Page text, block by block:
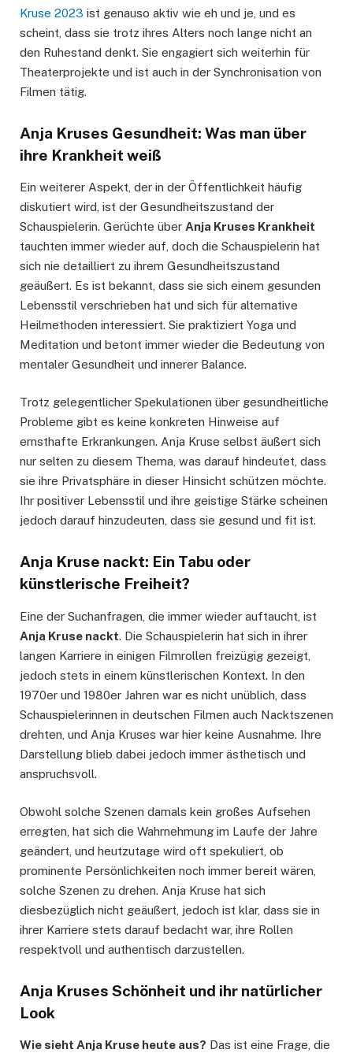
Kruse 2023 ist genauso aktiv wie eh und je, und es
scheint, dass sie trotz ihres Alters noch lange nicht an
den Ruhestand denkt. Sie engagiert sich weiterhin für
Theaterprojekte und ist auch in der Synchronisation von
Filmen tätig.
Anja Kruses Gesundheit: Was man über
ihre Krankheit weiß
Ein weiterer Aspekt, der in der Öffentlichkeit häufig
diskutiert wird, ist der Gesundheitszustand der
Schauspielerin. Gerüchte über Anja Kruses Krankheit
tauchten immer wieder auf, doch die Schauspielerin hat
sich nie detailliert zu ihrem Gesundheitszustand
geäußert. Es ist bekannt, dass sie sich einem gesunden
Lebensstil verschrieben hat und sich für alternative
Heilmethoden interessiert. Sie praktiziert Yoga und
Meditation und betont immer wieder die Bedeutung von
mentaler Gesundheit und innerer Balance.
Trotz gelegentlicher Spekulationen über gesundheitliche
Probleme gibt es keine konkreten Hinweise auf
ernsthafte Erkrankungen. Anja Kruse selbst äußert sich
nur selten zu diesem Thema, was darauf hindeutet, dass
sie ihre Privatsphäre in dieser Hinsicht schützen möchte.
Ihr positiver Lebensstil und ihre geistige Stärke scheinen
jedoch darauf hinzudeuten, dass sie gesund und fit ist.
Anja Kruse nackt: Ein Tabu oder
künstlerische Freiheit?
Eine der Suchanfragen, die immer wieder auftaucht, ist
Anja Kruse nackt. Die Schauspielerin hat sich in ihrer
langen Karriere in einigen Filmrollen freizügig gezeigt,
jedoch stets in einem künstlerischen Kontext. In den
1970er und 1980er Jahren war es nicht unüblich, dass
Schauspielerinnen in deutschen Filmen auch Nacktszenen
drehten, und Anja Kruses war hier keine Ausnahme. Ihre
Darstellung blieb dabei jedoch immer ästhetisch und
anspruchsvoll.
Obwohl solche Szenen damals kein großes Aufsehen
erregten, hat sich die Wahrnehmung im Laufe der Jahre
geändert, und heutzutage wird oft spekuliert, ob
prominente Persönlichkeiten noch immer bereit wären,
solche Szenen zu drehen. Anja Kruse hat sich
diesbezüglich nicht geäußert, jedoch ist klar, dass sie in
ihrer Karriere stets darauf bedacht war, ihre Rollen
respektvoll und authentisch darzustellen.
Anja Kruses Schönheit und ihr natürlicher
Look
Wie sieht Anja Kruse heute aus? Das ist eine Frage, die